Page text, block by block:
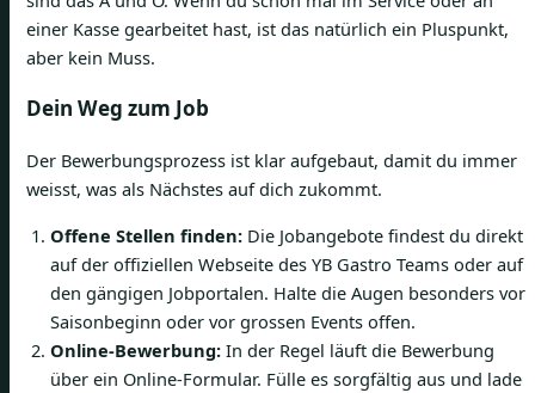
einer Kasse gearbeitet hast, ist das natürlich ein Pluspunkt,
aber kein Muss.
Dein Weg zum Job
Der Bewerbungsprozess ist klar aufgebaut, damit du immer
weisst, was als Nächstes auf dich zukommt.
Offene Stellen finden: Die Jobangebote findest du direkt
auf der offiziellen Webseite des YB Gastro Teams oder auf
den gängigen Jobportalen. Halte die Augen besonders vor
Saisonbeginn oder vor grossen Events offen.
Online-Bewerbung: In der Regel läuft die Bewerbung
über ein Online-Formular. Fülle es sorgfältig aus und lade